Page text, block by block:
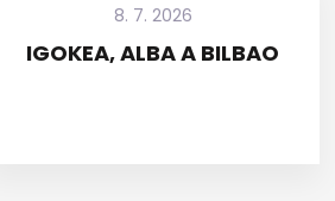
8. 7. 2026
IGOKEA, ALBA A BILBAO